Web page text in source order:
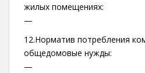
жилых помещениях:
—
12.Норматив потребления
общедомовые нужды:
—